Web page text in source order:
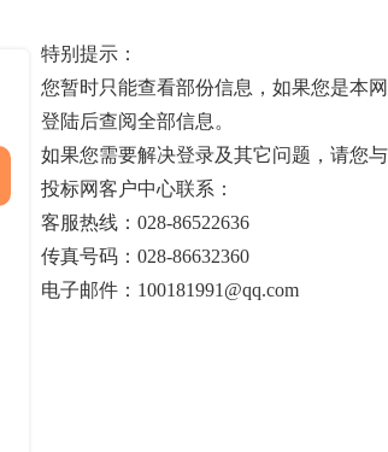
特别提示：
您暂时只能查看部份信息，如果您是本
登陆后查阅全部信息。
如果您需要解决登录及其它问题，请您
投标网客户中心联系：
客服热线：028-86522636
传真号码：028-86632360
电子邮件：100181991@qq.com